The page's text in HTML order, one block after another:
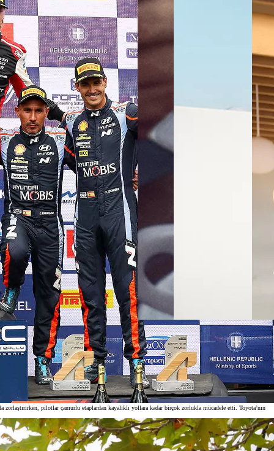
pilotlar çamurlu etaplardan kayalıklı yollara kadar birçok zorlukla mücadele etti. Toyota’nın